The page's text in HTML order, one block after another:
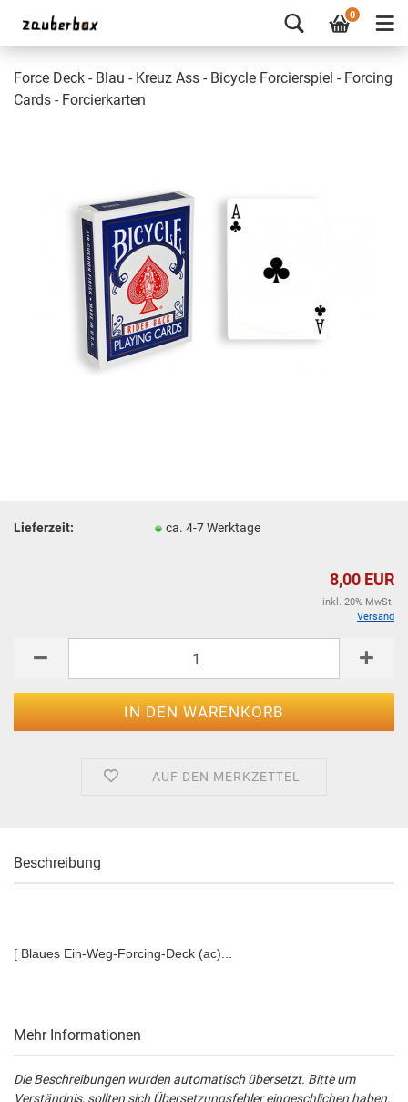
0
Force Deck - Blau - Kreuz Ass - Bicycle Forcierspiel - Forcing
Cards - Forcierkarten
Lieferzeit: ca. 4-7 Werktage
8,00 EUR
inkl. 20% MwSt.
Versand
AUF DEN MERKZETTEL
Beschreibung
[ Blaues Ein-Weg-Forcing-Deck (ac)...
Mehr Informationen
Die Beschreibungen wurden automatisch übersetzt. Bitte um
Verständnis, sollten sich Übersetzungsfehler eingeschlichen haben.